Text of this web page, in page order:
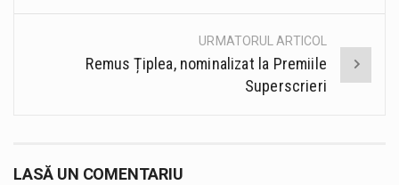
URMATORUL ARTICOL
Remus Țiplea, nominalizat la Premiile
Superscrieri
LASĂ UN COMENTARIU